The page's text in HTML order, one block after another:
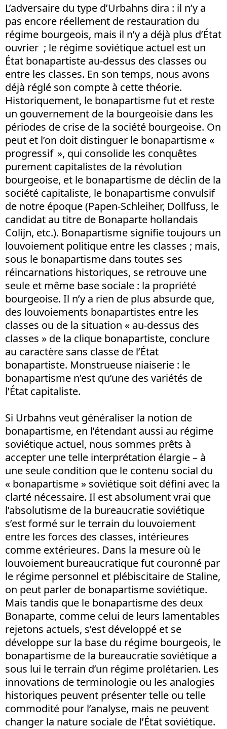
L’adversaire du type d’Urbahns dira : il n’y a
pas encore réellement de restauration du
régime bourgeois, mais il n’y a déjà plus d’État
ouvrier ; le régime soviétique actuel est un
État bonapartiste au-dessus des classes ou
entre les classes. En son temps, nous avons
déjà réglé son compte à cette théorie.
Historiquement, le bonapartisme fut et reste
un gouvernement de la bourgeoisie dans les
périodes de crise de la société bourgeoise. On
peut et l’on doit distinguer le bonapartisme «
progressif », qui consolide les conquêtes
purement capitalistes de la révolution
bourgeoise, et le bonapartisme de déclin de la
société capitaliste, le bonapartisme convulsif
de notre époque (Papen-Schleiher, Dollfuss, le
candidat au titre de Bonaparte hollandais
Colijn, etc.). Bonapartisme signifie toujours un
louvoiement politique entre les classes ; mais,
sous le bonapartisme dans toutes ses
réincarnations historiques, se retrouve une
seule et même base sociale : la propriété
bourgeoise. Il n’y a rien de plus absurde que,
des louvoiements bonapartistes entre les
classes ou de la situation « au-dessus des
classes » de la clique bonapartiste, conclure
au caractère sans classe de l’État
bonapartiste. Monstrueuse niaiserie : le
bonapartisme n’est qu’une des variétés de
l’État capitaliste.
Si Urbahns veut généraliser la notion de
bonapartisme, en l’étendant aussi au régime
soviétique actuel, nous sommes prêts à
accepter une telle interprétation élargie – à
une seule condition que le contenu social du
« bonapartisme » soviétique soit défini avec la
clarté nécessaire. Il est absolument vrai que
l’absolutisme de la bureaucratie soviétique
s’est formé sur le terrain du louvoiement
entre les forces des classes, intérieures
comme extérieures. Dans la mesure où le
louvoiement bureaucratique fut couronné par
le régime personnel et plébiscitaire de Staline,
on peut parler de bonapartisme soviétique.
Mais tandis que le bonapartisme des deux
Bonaparte, comme celui de leurs lamentables
rejetons actuels, s’est développé et se
développe sur la base du régime bourgeois, le
bonapartisme de la bureaucratie soviétique a
sous lui le terrain d’un régime prolétarien. Les
innovations de terminologie ou les analogies
historiques peuvent présenter telle ou telle
commodité pour l’analyse, mais ne peuvent
changer la nature sociale de l’État soviétique.